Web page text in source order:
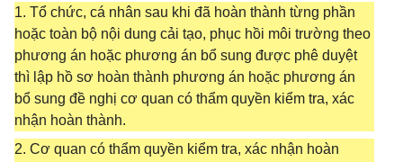
1. Tổ chức, cá nhân sau khi đã hoàn thành từng phần
hoặc toàn bộ nội dung cải tạo, phục hồi môi trường theo
phương án hoặc phương án bổ sung được phê duyệt
thì lập hồ sơ hoàn thành phương án hoặc phương án
bổ sung đề nghị cơ quan có thẩm quyền kiểm tra, xác
nhận hoàn thành.
2. Cơ quan có thẩm quyền kiểm tra, xác nhận hoàn